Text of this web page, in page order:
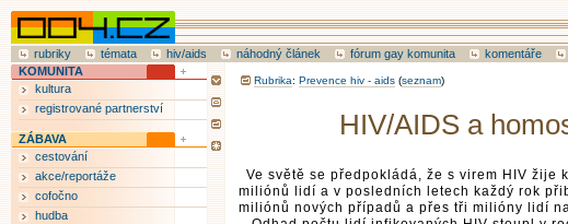
rubriky témata hiv/aids náhodný článek fórum gay komunita komentáře
Rubrika: Prevence hiv - aids (seznam)
HIV/AIDS a
Ve světě se předpokládá, že s virem HIV žije
miliónů lidí a v posledních letech každý rok
miliónů nových případů a přes tři milióny lidí
KOMUNITA
kultura
registrované partnerství
ZÁBAVA
cestování
akce/reportáže
cofočno
hudba